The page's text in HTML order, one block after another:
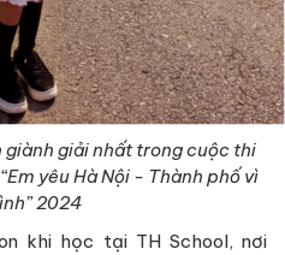
giành giải nhất trong cuộc thi
yêu Hà Nội - Thành phố vì
2024
khi học tại TH School, nơi